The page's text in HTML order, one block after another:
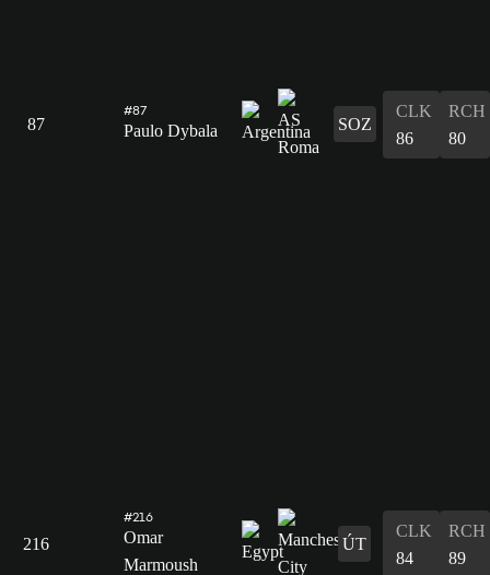
87
#87
Paulo Dybala SOZ
CLK
86
RCH
80
216
#216
Omar
Marmoush
ÚT
CLK
84
RCH
89